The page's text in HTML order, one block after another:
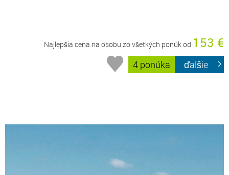
Najlepšia cena na osobu zo všetkých ponúk od 153 €
4 ponúka ďalšie